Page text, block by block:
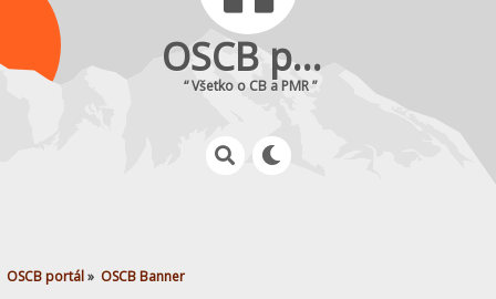
OSCB portál
“ Všetko o CB a PMR ”
OSCB portál» OSCB Banner